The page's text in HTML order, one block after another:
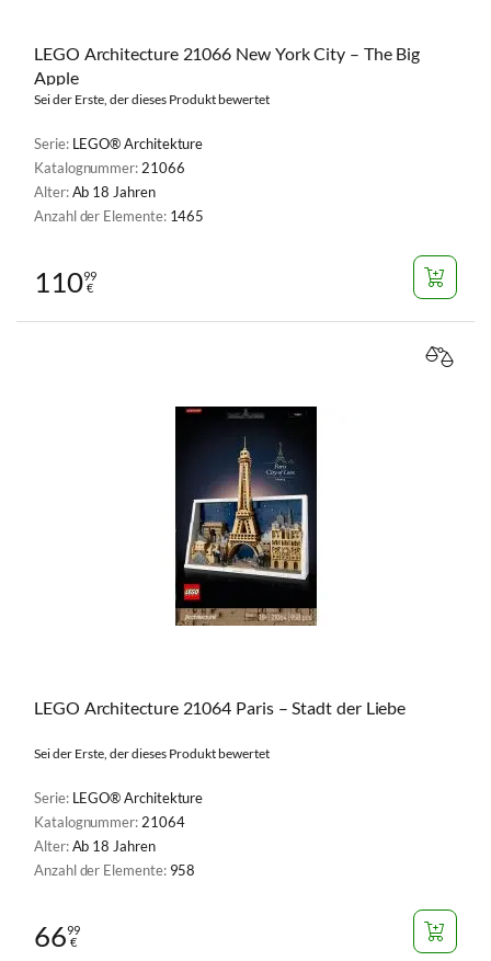
LEGO Architecture 21066 New York City – The Big
Apple
Sei der Erste, der dieses Produkt bewertet
Serie: LEGO® Architekture
Katalognummer: 21066
Alter:Ab 18 Jahren
Anzahl der Elemente: 1465
11099
€
LEGO Architecture 21064 Paris – Stadt der Liebe
Sei der Erste, der dieses Produkt bewertet
Serie: LEGO® Architekture
Katalognummer: 21064
Alter:Ab 18 Jahren
Anzahl der Elemente: 958
6699
€